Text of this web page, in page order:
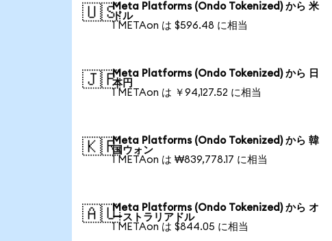
🇺🇸Meta Platforms (Ondo Tokenized) から 米
ドル
1 METAon は $596.48 に相当
🇯🇵Meta Platforms (Ondo Tokenized) から 日
本円
1 METAon は ￥94,127.52 に相当
🇰🇷Meta Platforms (Ondo Tokenized) から 韓
国ウォン
1 METAon は ₩839,778.17 に相当
🇦🇺Meta Platforms (Ondo Tokenized) から オ
ーストラリアドル
1 METAon は $844.05 に相当